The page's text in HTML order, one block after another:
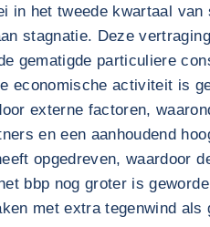
in het tweede kwartaal van
stagnatie. Deze
gematigde particuliere
economische activiteit is
externe factoren,
en een aanhoudend
opgedreven, waardoor
bbp nog groter is
met extra tegenwind als